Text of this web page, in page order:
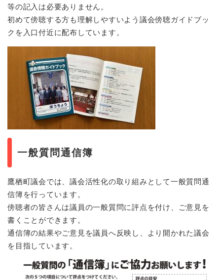
等の記入は必要ありません。
初めて傍聴する方も理解しやすいよう議会傍聴ガイドブッ
クを入口付近に配布しています。
一般質問通信簿
鷹栖町議会では、議会活性化の取り組みとして一般質問通
信簿を行っています。
傍聴者の皆さんは議員の一般質問に評点を付け、ご意見を
書くことができます。
通信簿の結果やご意見を議員へ反映し、より開かれた議会
を目指しています。